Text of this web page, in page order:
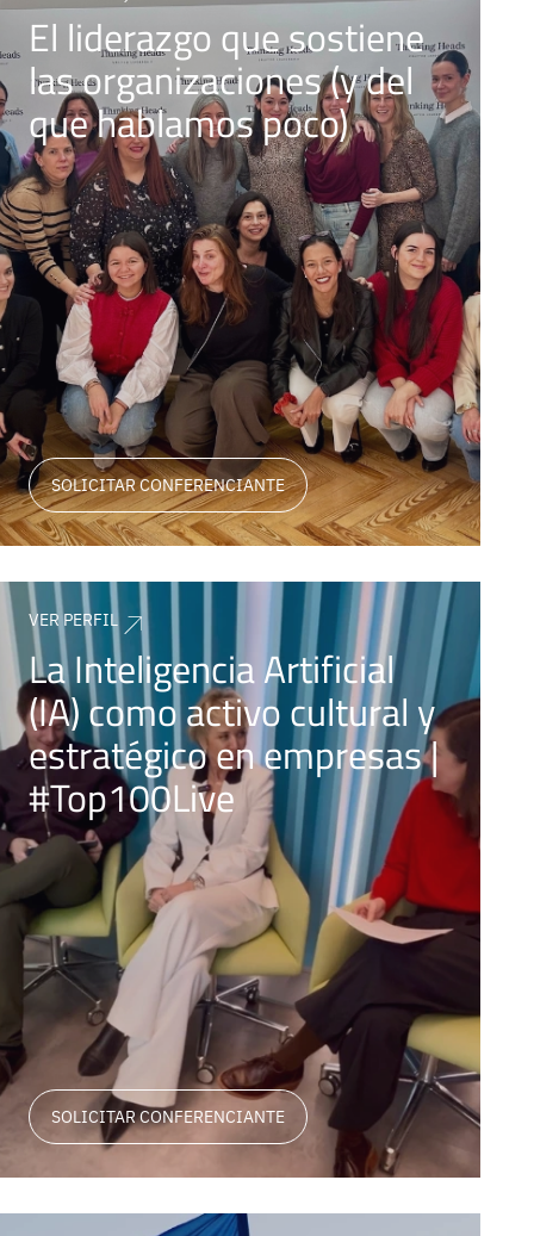
El liderazgo que sostiene
las organizaciones (y del
que hablamos poco)
SOLICITAR CONFERENCIANTE
VER PERFIL
La Inteligencia Artificial
(IA) como activo cultural y
estratégico en empresas |
#Top100Live
SOLICITAR CONFERENCIANTE